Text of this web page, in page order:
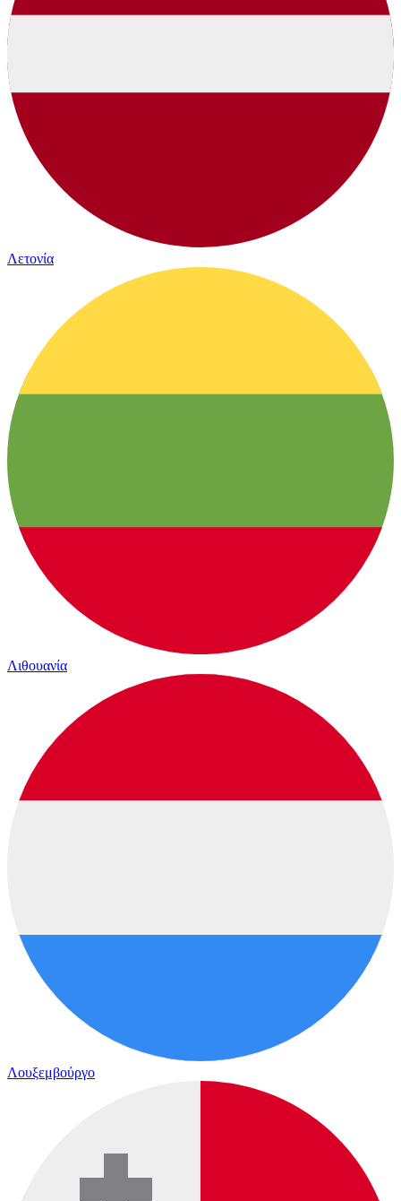
Λετονία
Λιθουανία
Λουξεμβούργο